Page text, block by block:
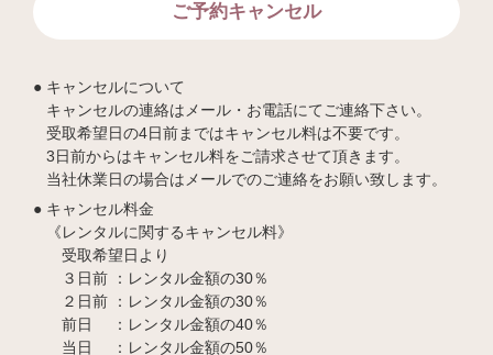
ご予約キャンセル
キャンセルについて
キャンセルの連絡はメール・お電話にてご連絡下さい。
受取希望日の4日前まではキャンセル料は不要です。
3日前からはキャンセル料をご請求させて頂きます。
当社休業日の場合はメールでのご連絡をお願い致します。
キャンセル料金
《レンタルに関するキャンセル料》
受取希望日より
３日前 ：レンタル金額の30％
２日前 ：レンタル金額の30％
前日 ：レンタル金額の40％
当日 ：レンタル金額の50％